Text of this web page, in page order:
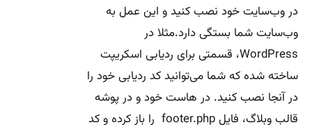
در وب‌سایت خود نصب کنید و این عمل به
وب‌سایت شما بستگی دارد.مثلا در
WordPress، قسمتی برای ردیابی اسکریپت
ساخته شده که شما می‌توانید کد ردیابی خود را
در آنجا نصب کنید. در هاست خود و در پوشه
قالب وبلاگ، فایل footer.php را باز کرده و کد